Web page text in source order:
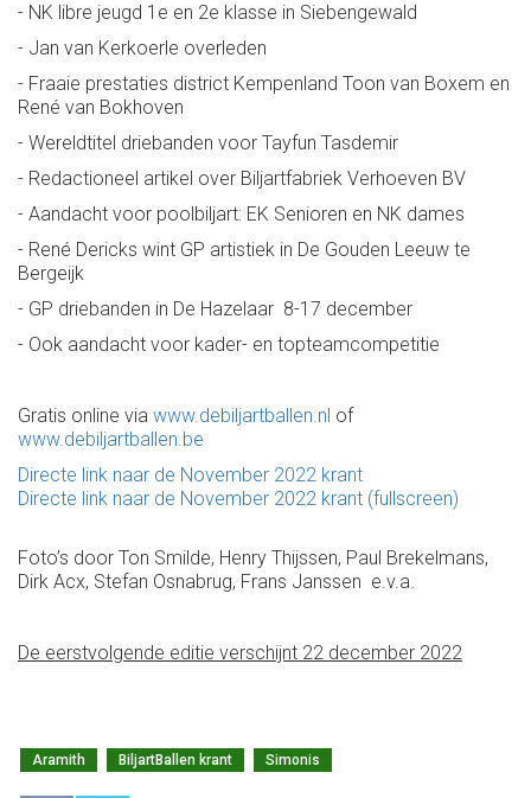
- NK libre jeugd 1e en 2e klasse in Siebengewald
- Jan van Kerkoerle overleden
- Fraaie prestaties district Kempenland Toon van Boxem en
René van Bokhoven
- Wereldtitel driebanden voor Tayfun Tasdemir
- Redactioneel artikel over Biljartfabriek Verhoeven BV
- Aandacht voor poolbiljart: EK Senioren en NK dames
- René Dericks wint GP artistiek in De Gouden Leeuw te
Bergeijk
- GP driebanden in De Hazelaar 8-17 december
- Ook aandacht voor kader- en topteamcompetitie
Gratis online via www.debiljartballen.nl of
www.debiljartballen.be
Directe link naar de November 2022 krant
Directe link naar de November 2022 krant (fullscreen)
Foto’s door Ton Smilde, Henry Thijssen, Paul Brekelmans,
Dirk Acx, Stefan Osnabrug, Frans Janssen e.v.a.
De eerstvolgende editie verschijnt 22 december 2022
Aramith BiljartBallen krant Simonis